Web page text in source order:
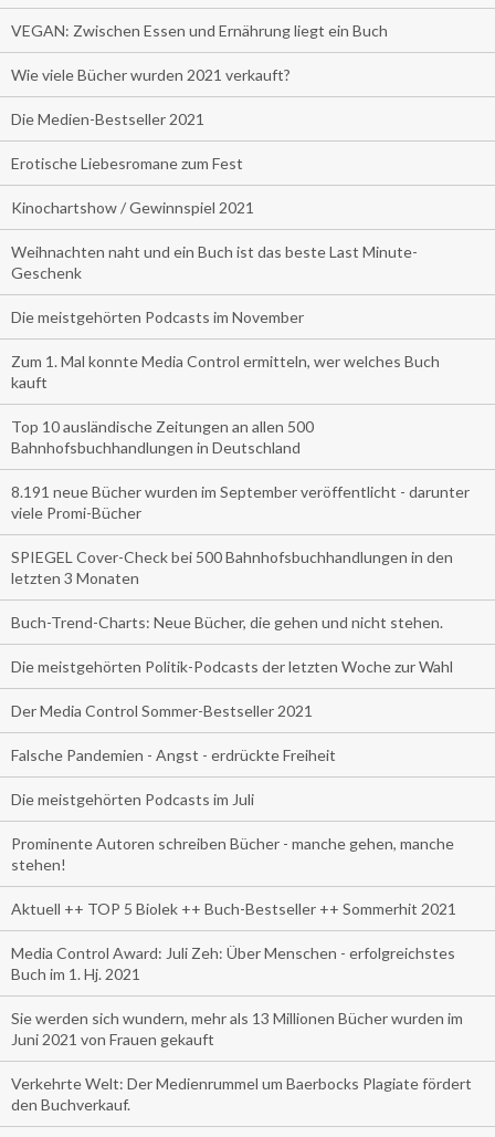
VEGAN: Zwischen Essen und Ernährung liegt ein Buch
Wie viele Bücher wurden 2021 verkauft?
Die Medien-Bestseller 2021
Erotische Liebesromane zum Fest
Kinochartshow / Gewinnspiel 2021
Weihnachten naht und ein Buch ist das beste Last Minute-
Geschenk
Die meistgehörten Podcasts im November
Zum 1. Mal konnte Media Control ermitteln, wer welches Buch
kauft
Top 10 ausländische Zeitungen an allen 500
Bahnhofsbuchhandlungen in Deutschland
8.191 neue Bücher wurden im September veröffentlicht - darunter
viele Promi-Bücher
SPIEGEL Cover-Check bei 500 Bahnhofsbuchhandlungen in den
letzten 3 Monaten
Buch-Trend-Charts: Neue Bücher, die gehen und nicht stehen.
Die meistgehörten Politik-Podcasts der letzten Woche zur Wahl
Der Media Control Sommer-Bestseller 2021
Falsche Pandemien - Angst - erdrückte Freiheit
Die meistgehörten Podcasts im Juli
Prominente Autoren schreiben Bücher - manche gehen, manche
stehen!
Aktuell ++ TOP 5 Biolek ++ Buch-Bestseller ++ Sommerhit 2021
Media Control Award: Juli Zeh: Über Menschen - erfolgreichstes
Buch im 1. Hj. 2021
Sie werden sich wundern, mehr als 13 Millionen Bücher wurden im
Juni 2021 von Frauen gekauft
Verkehrte Welt: Der Medienrummel um Baerbocks Plagiate fördert
den Buchverkauf.